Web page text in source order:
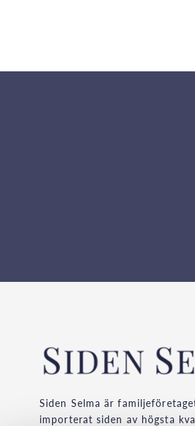
Siden Selma är
importerat siden av högsta